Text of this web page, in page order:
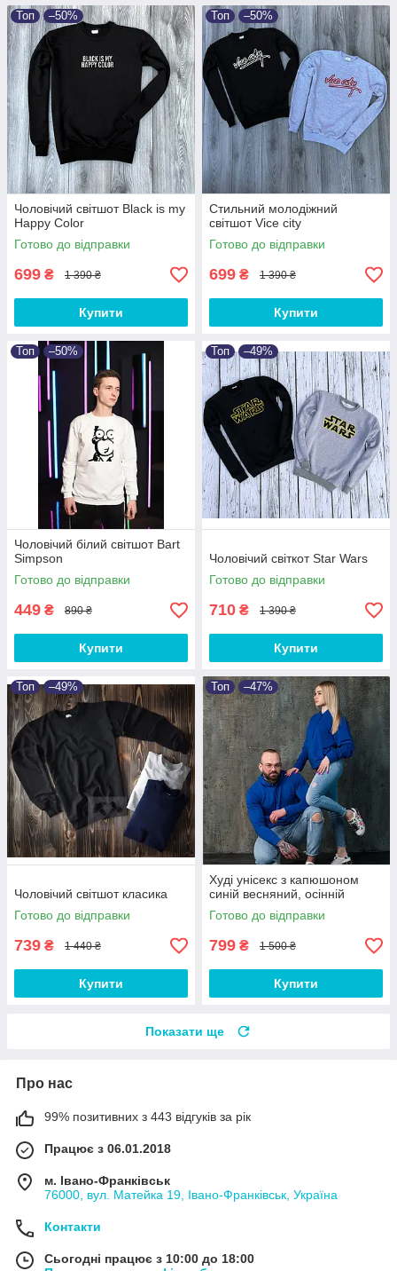
Топ –50%
Чоловічий світшот Black is my
Happy Color
Готово до відправки
699 ₴ 1 390 ₴
Купити
Топ –50%
Стильний молодіжний
світшот Vice city
Готово до відправки
699 ₴ 1 390 ₴
Купити
Топ –50%
Чоловічий білий світшот Bart
Simpson
Готово до відправки
449 ₴ 890 ₴
Купити
Топ –49%
Чоловічий світкот Star Wars
Готово до відправки
710 ₴ 1 390 ₴
Купити
Топ –49%
Чоловічий світшот класика
Готово до відправки
739 ₴ 1 440 ₴
Купити
Топ –47%
Худі унісекс з капюшоном
синій весняний, осінній
Готово до відправки
799 ₴ 1 500 ₴
Купити
Показати ще
Про нас
99% позитивних з 443 відгуків за рік
Працює з 06.01.2018
м. Івано-Франківськ
76000, вул. Матейка 19, Івано-Франківськ, Україна
Контакти
Сьогодні працює з 10:00 до 18:00